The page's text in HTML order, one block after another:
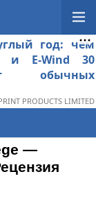
год: чем
и E-Wind 30
обычных
PRODUCTS LIMITED
—